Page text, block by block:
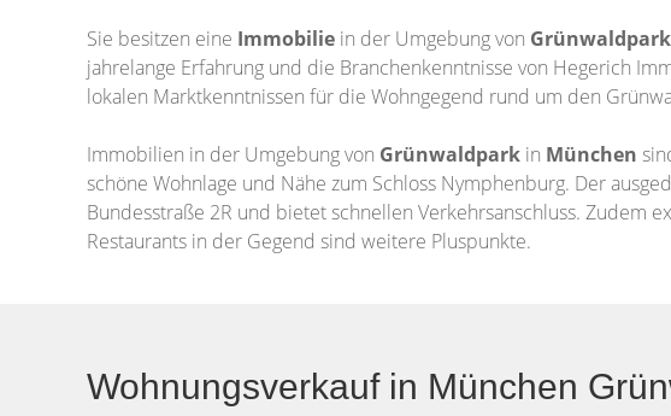
Sie besitzen eine Immobilie in der Umgebung von Grünwaldpark
jahrelange Erfahrung und die Branchenkenntnisse von Hegerich
lokalen Marktkenntnissen für die Wohngegend rund um den
Immobilien in der Umgebung von Grünwaldpark in München
schöne Wohnlage und Nähe zum Schloss Nymphenburg. Der
Bundesstraße 2R und bietet schnellen Verkehrsanschluss. Zudem
Restaurants in der Gegend sind weitere Pluspunkte.
Wohnungsverkauf in München